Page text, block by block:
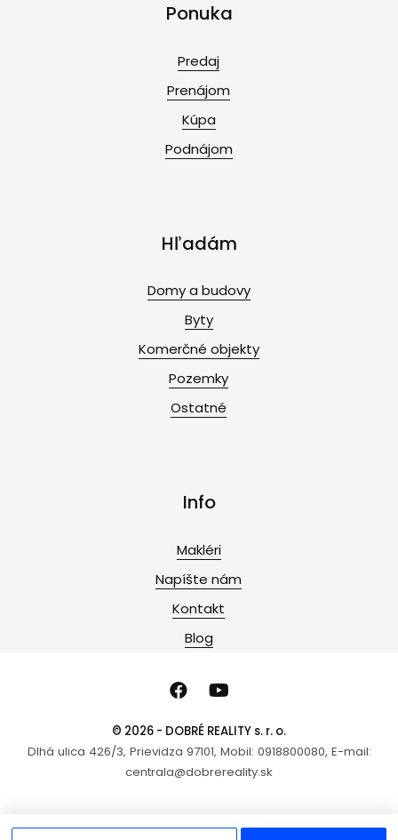
Ponuka
Predaj
Prenájom
Kúpa
Podnájom
Hľadám
Domy a budovy
Byty
Komerčné objekty
Pozemky
Ostatné
Info
Makléri
Napíšte nám
Kontakt
Blog
© 2026 - DOBRÉ REALITY s. r. o.
Dlhá ulica 426/3, Prievidza 97101, Mobil: 0918800080, E-mail:
centrala@dobrereality.sk